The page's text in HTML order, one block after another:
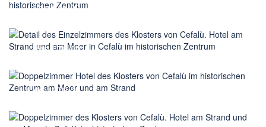
Von €45,00
Von €70,00
Von €70,00